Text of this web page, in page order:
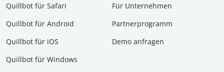
Quillbot für Safari
Quillbot für Android
Quillbot für iOS
Quillbot für Windows
Für Unternehmen
Partnerprogramm
Demo anfragen